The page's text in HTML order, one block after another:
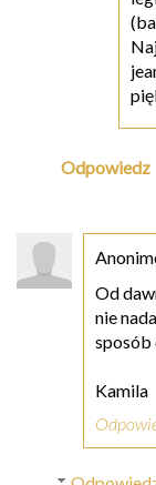
Odpowiedz
Od
nie
sposób
Kamila